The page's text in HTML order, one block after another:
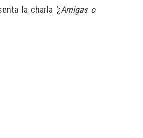
la charla '¿Amigas o